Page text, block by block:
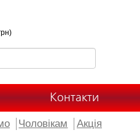
Контакти
Чоловікам Акція